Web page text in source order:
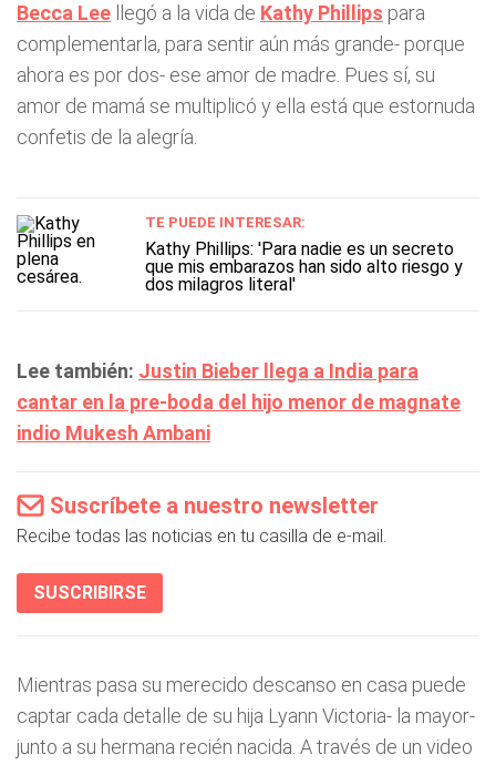
Becca Lee llegó a la vida de Kathy Phillips para
complementarla, para sentir aún más grande- porque
ahora es por dos- ese amor de madre. Pues sí, su
amor de mamá se multiplicó y ella está que estornuda
confetis de la alegría.
TE PUEDE INTERESAR:
Kathy Phillips: 'Para nadie es un secreto
que mis embarazos han sido alto riesgo y
dos milagros literal'
Lee también: Justin Bieber llega a India para
cantar en la pre-boda del hijo menor de magnate
indio Mukesh Ambani
Suscríbete a nuestro newsletter
Recibe todas las noticias en tu casilla de e-mail.
SUSCRIBIRSE
Mientras pasa su merecido descanso en casa puede
captar cada detalle de su hija Lyann Victoria- la mayor-
junto a su hermana recién nacida. A través de un video